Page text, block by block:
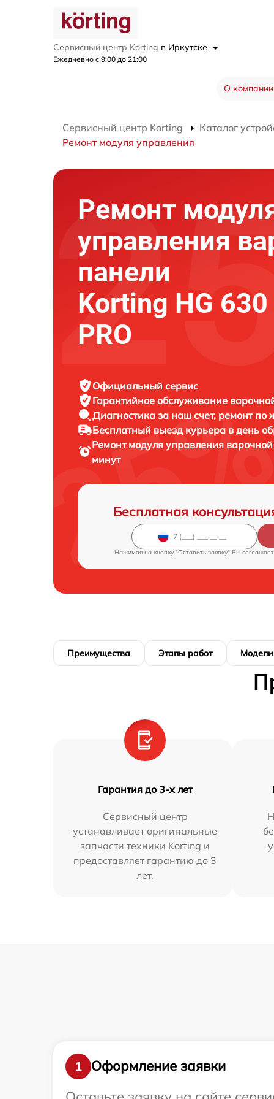
Сервисный центр Korting в Иркутске
Ежедневно с 9:00 до 21:00
О компании
Сервисный центр Korting
Каталог
Ремонт модуля управления
Ремонт
управления
панели
Korting HG 630
PRO
Официальный сервис
Гарантийное обслуживание
Диагностика за наш счет, ремонт по
Бесплатный выезд курьера в день
Ремонт модуля управления
минут
Бесплатная
Нажимая на кнопку "Оставить заявку" Вы
Преимущества Этапы работ Модели
Гарантия до 3-х лет
Сервисный центр
устанавливает оригинальные
запчасти техники Korting и
предоставляет гарантию до 3
лет.
1
Оформление заявки